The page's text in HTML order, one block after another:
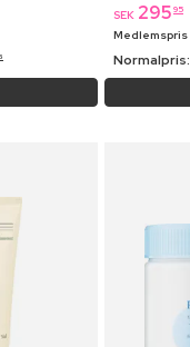
SEK 295 95
Medlemspris
Normalpris: